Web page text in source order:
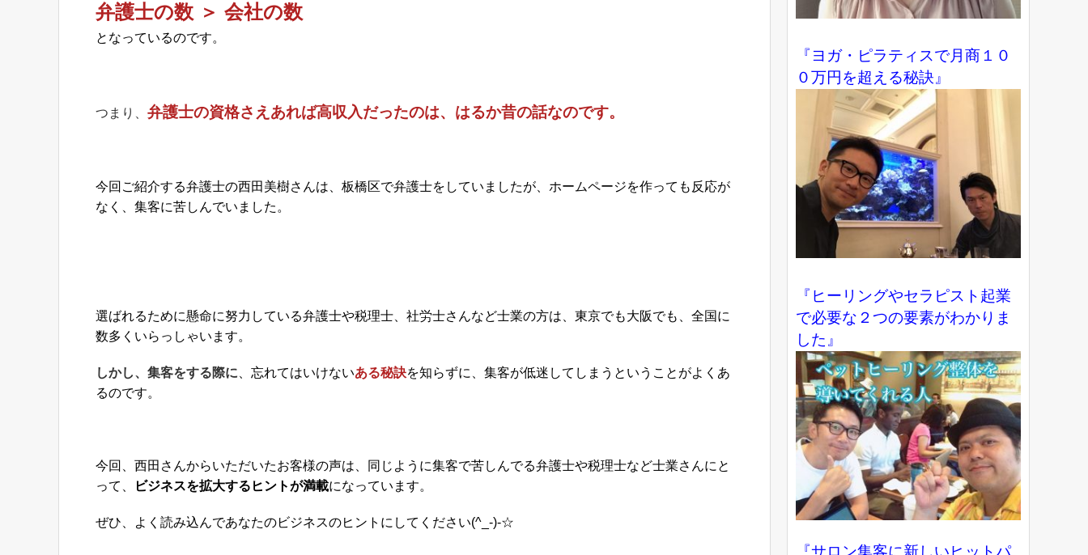
弁護士の数 ＞ 会社の数
となっているのです。
つまり、 弁護士の資格さえあれば高収入だったのは、 はるか昔の話なのです。
今回ご紹介する弁護士の西田美樹さんは、板橋区で弁護士をしていましたが、ホームページを作っても反応が
なく、集客に苦しんでいました。
選ばれるために懸命に努力している弁護士や税理士、社労士さんなど士業の方は、東京でも大阪でも、全国に
数多くいらっしゃいます。
しかし、集客をする際に 、忘れてはいけないある秘訣を知らずに、集客が低迷してしまうということがよくあ
るのです。
今回、西田さんからいただいたお客様の声は、同じように集客で苦しんでる弁護士や税理士など士業さんにと
って、
ビジネスを拡大するヒントが満載になっています。
ぜひ、よく読み込んであなたのビジネスのヒントにしてください(^_-)-☆
『ヨガ・ピラティスで月商１０
０万円を超える秘訣』
『ヒーリングやセラピスト起業
で必要な２つの要素がわかりま
した』
『サロン集客に新しいヒットパ